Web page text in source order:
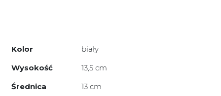
Kolor
biały
Wysokość
13,5 cm
Średnica
13 cm